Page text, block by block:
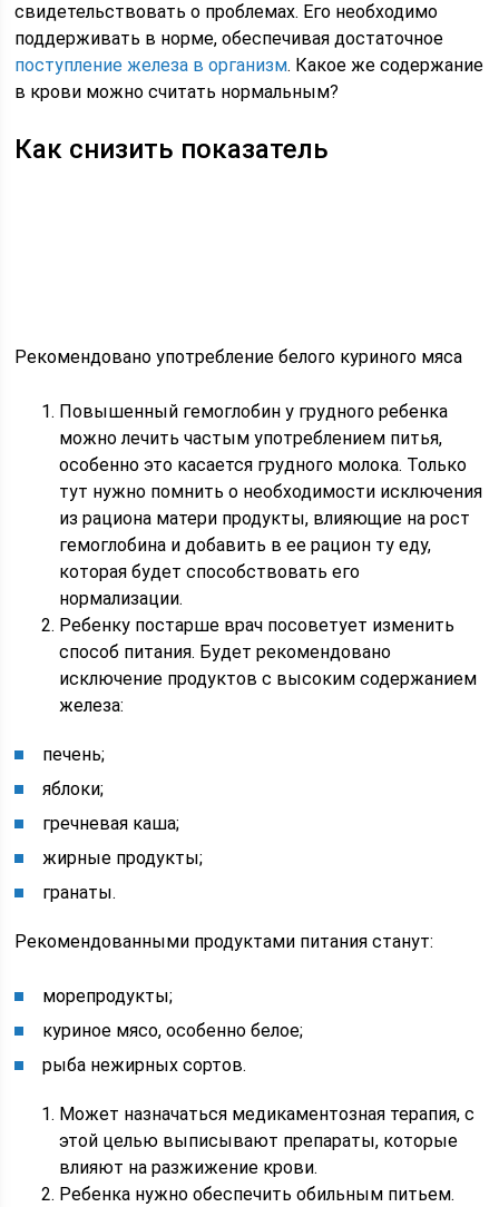
свидетельствовать о проблемах. Его необходимо
поддерживать в норме, обеспечивая достаточное
поступление железа в организм. Какое же содержание
в крови можно считать нормальным?
Как снизить показатель
Рекомендовано употребление белого куриного мяса
Повышенный гемоглобин у грудного ребенка
можно лечить частым употреблением питья,
особенно это касается грудного молока. Только
тут нужно помнить о необходимости исключения
из рациона матери продукты, влияющие на рост
гемоглобина и добавить в ее рацион ту еду,
которая будет способствовать его
нормализации.
Ребенку постарше врач посоветует изменить
способ питания. Будет рекомендовано
исключение продуктов с высоким содержанием
железа:
печень;
яблоки;
гречневая каша;
жирные продукты;
гранаты.
Рекомендованными продуктами питания станут:
морепродукты;
куриное мясо, особенно белое;
рыба нежирных сортов.
Может назначаться медикаментозная терапия, с
этой целью выписывают препараты, которые
влияют на разжижение крови.
Ребенка нужно обеспечить обильным питьем.